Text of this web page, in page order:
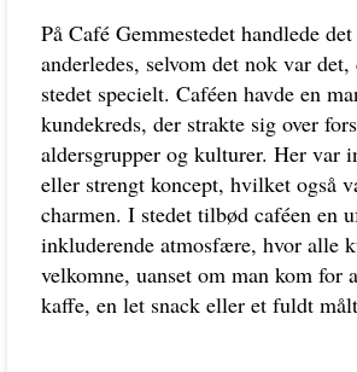
På Café Gemmestedet handlede
anderledes, selvom det nok var
stedet specielt. Caféen havde en
kundekreds, der strakte sig over
aldersgrupper og kulturer. Her var
eller strengt koncept, hvilket også
charmen. I stedet tilbød caféen en
inkluderende atmosfære, hvor alle
velkomne, uanset om man kom for
kaffe, en let snack eller et fuldt